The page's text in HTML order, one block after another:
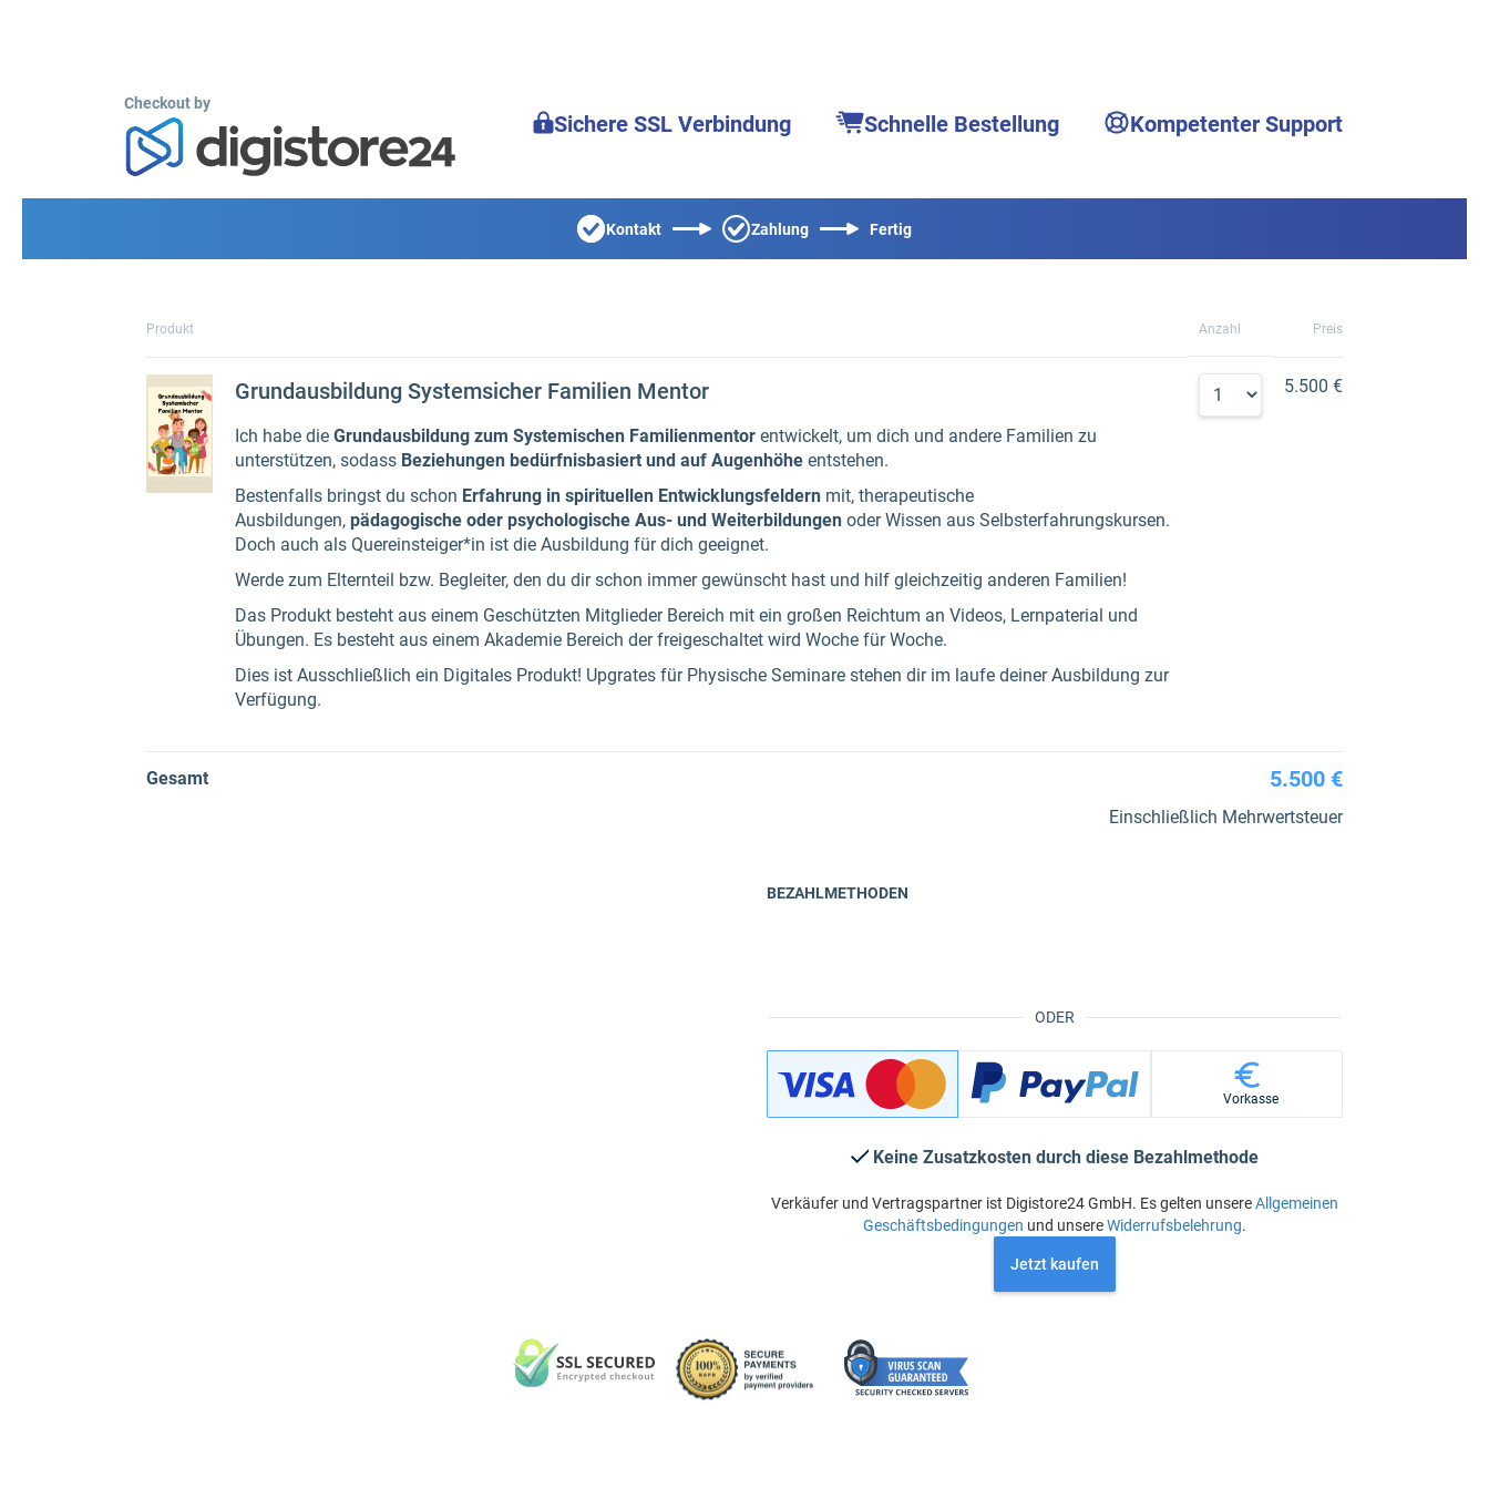
Checkout by
Sichere SSL Verbindung Schnelle Bestellung Kompetenter Support
Kontakt Zahlung Fertig
Produkt Anzahl Preis
Grundausbildung Systemsicher Familien Mentor
Ich habe die Grundausbildung zum Systemischen Familienmentor entwickelt, um dich und andere Familien zu
unterstützen, sodass Beziehungen bedürfnisbasiert und auf Augenhöhe entstehen.
Bestenfalls bringst du schon Erfahrung in spirituellen Entwicklungsfeldern mit, therapeutische
Ausbildungen, pädagogische oder psychologische Aus- und Weiterbildungen oder Wissen aus Selbsterfahrungskursen.
Doch auch als Quereinsteiger*in ist die Ausbildung für dich geeignet.
Werde zum Elternteil bzw. Begleiter, den du dir schon immer gewünscht hast und hilf gleichzeitig anderen Familien!
Das Produkt besteht aus einem Geschützten Mitglieder Bereich mit ein großen Reichtum an Videos, Lernpaterial und
Übungen. Es besteht aus einem Akademie Bereich der freigeschaltet wird Woche für Woche.
Dies ist Ausschließlich ein Digitales Produkt! Upgrates für Physische Seminare stehen dir im laufe deiner Ausbildung zur
Verfügung.
5.500 €
Gesamt 5.500 €
Einschließlich Mehrwertsteuer
ODER
BEZAHLMETHODEN
Vorkasse
Keine Zusatzkosten durch diese Bezahlmethode
Verkäufer und Vertragspartner ist Digistore24 GmbH. Es gelten unsereAllgemeinen
Geschäftsbedingungen und unsereWiderrufsbelehrung.
Jetzt kaufen